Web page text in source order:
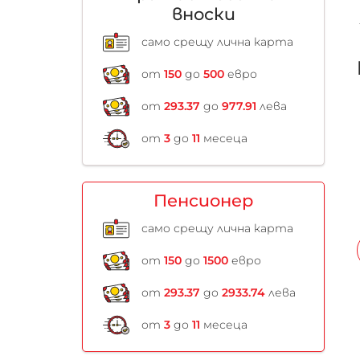
вноски
само срещу лична карта
от 150до 500евро
от 293.37 до 977.91 лева
от 3до 11 месеца
Пенсионер
само срещу лична карта
от 150до 1500евро
от 293.37 до 2933.74лева
от 3до 11 месеца